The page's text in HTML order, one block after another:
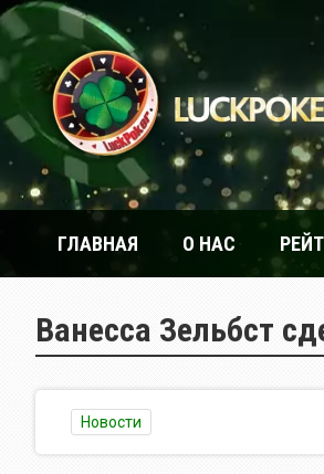
ГЛАВНАЯ О НАС
Ванесса Зельбст
Новости